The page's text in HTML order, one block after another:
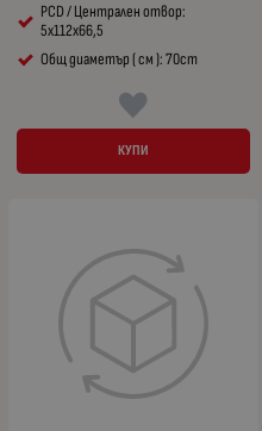
PCD / Централен отвор:
5x112x66,5
Общ диаметър ( см ): 70cm
КУПИ